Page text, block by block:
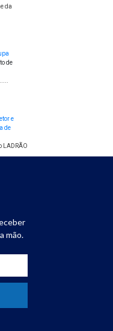
da
de
e
de
LADRÃO
mão.